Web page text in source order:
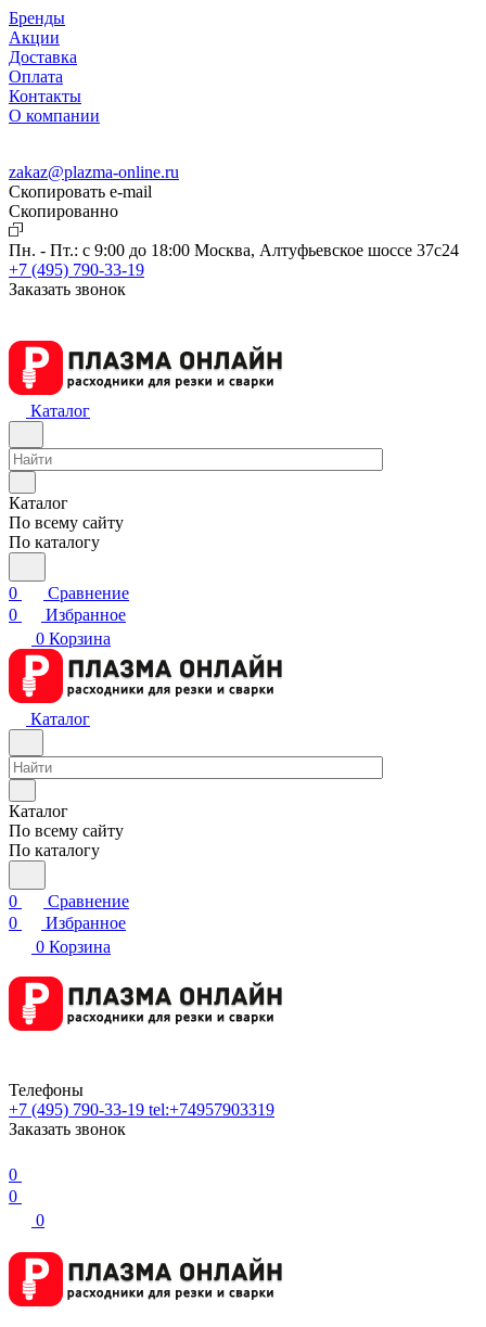
Бренды
Акции
Доставка
Оплата
Контакты
О компании
zakaz@plazma-online.ru
Скопировать e-mail
Cкопированно
Пн. - Пт.: с 9:00 до 18:00 Москва, Алтуфьевское шоссе 37с24
+7 (495) 790-33-19
Заказать звонок
Каталог
Каталог
По всему сайту
По каталогу
0
Сравнение
0
Избранное
0 Корзина
Каталог
Каталог
По всему сайту
По каталогу
0
Сравнение
0
Избранное
0 Корзина
Телефоны
+7 (495) 790-33-19 tel:+74957903319
Заказать звонок
0
0
0